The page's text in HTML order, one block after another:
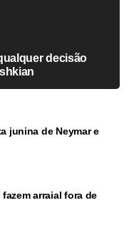
decisão
junina de Neymar e
arraial fora de